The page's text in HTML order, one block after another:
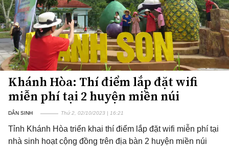
Khánh Hòa: Thí điểm lắp đặt wifi
miễn phí tại 2 huyện miền núi
DÂN SINH Thứ 2, 02/10/2023 | 16:21
Tỉnh Khánh Hòa triển khai thí điểm lắp đặt wifi miễn phí tại
nhà sinh hoạt cộng đồng trên địa bàn 2 huyện miền núi